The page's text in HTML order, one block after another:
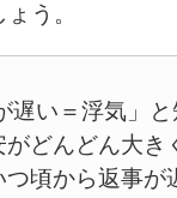
ょう。
遅い＝浮気」
がどんどん大き
頃から返事が